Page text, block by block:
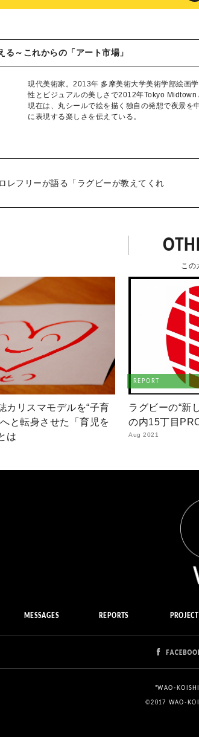
る～これからの「アート市場」
現代美術家。2013年 多摩美術大学美術学部絵画
性とビジュアルの美しさで2012年Tokyo Midtown
現在は、丸シールで絵を描く独自の発想で夜景を
に表現する楽しさを伝えている。
レフリーが語る「ラグビーが教えてくれ
この
カリスマモデルを“子育
と転身させた「育児を
は
REPORT
ラグビーの“新
の内15丁目
Aug 2021
MESSAGES REPORTS
"WAO-
©2017 WAO-